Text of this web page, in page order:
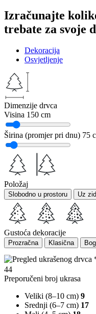
Izračunajte
trebate za svoje
Dekoracija
Osvjetljenje
Dimenzije drvca
Visina 150 cm
Širina (promjer pri dnu) 75
Položaj
Slobodno u prostoru Uz
Gustoća dekoracije
Prozračna Klasična
44
Preporučeni broj ukrasa
Veliki (8–10 cm) 9
Srednji (6–7 cm) 17